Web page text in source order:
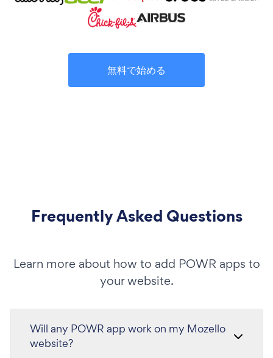
無料で始める
Frequently Asked Questions
Learn more about how to add POWR apps to
your website.
Will any POWR app work on my Mozello
website?